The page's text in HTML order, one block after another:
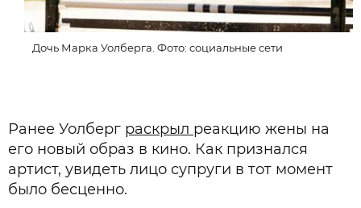
Дочь Марка Уолберга. Фото: социальные сети
Ранее Уолберг раскрыл реакцию жены на
его новый образ в кино. Как признался
артист, увидеть лицо супруги в тот момент
было бесценно.